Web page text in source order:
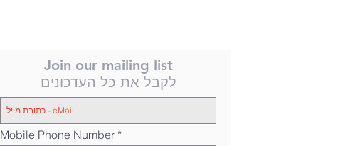
Join our mailing list
לקבל את כל העדכונים
Mobile Phone Number